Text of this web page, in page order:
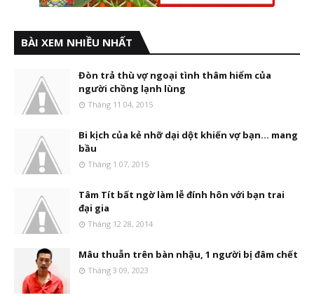
BÀI XEM NHIỀU NHẤT
Đòn trả thù vợ ngoại tình thâm hiểm của
người chồng lạnh lùng
Tháng 11 04, 2015
Bi kịch của kẻ nhỡ dại dột khiến vợ bạn... mang
bầu
Tháng 1 07, 2015
Tâm Tít bất ngờ làm lễ đính hôn với bạn trai
đại gia
Tháng 12 28, 2014
Mâu thuẫn trên bàn nhậu, 1 người bị đâm chết
Tháng 3 09, 2023